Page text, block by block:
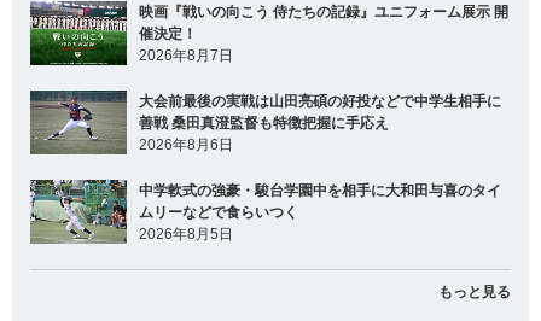
映画『戦いの向こう 侍たちの記録』ユニフォーム展示 開
催決定！
2026年8月7日
大会前最後の実戦は山田亮碩の好投などで中学生相手に
善戦 桑田真澄監督も特徴把握に手応え
2026年8月6日
中学軟式の強豪・駿台学園中を相手に大和田与喜のタイ
ムリーなどで食らいつく
2026年8月5日
もっと見る